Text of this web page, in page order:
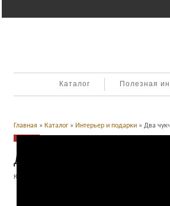
Каталог Полезная
Главная » Каталог » Интерьер и подарки » Два
Продано
Два чукчи с лодкой.
Категория: